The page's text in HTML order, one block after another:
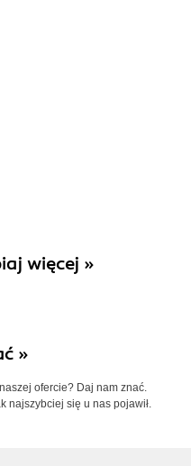
więcej »
»
ofercie? Daj nam znać.
najszybciej się u nas pojawił.